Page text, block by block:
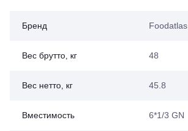
Бренд Foodatlas
Вес брутто, кг 48
Вес нетто, кг 45.8
Вместимость 6*1/3 GN